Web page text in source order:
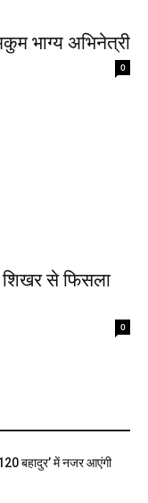
भाग्‍य अभिनेत्री
0
शिखर से फिसला
0
बहादुर’ में नजर आएंगी